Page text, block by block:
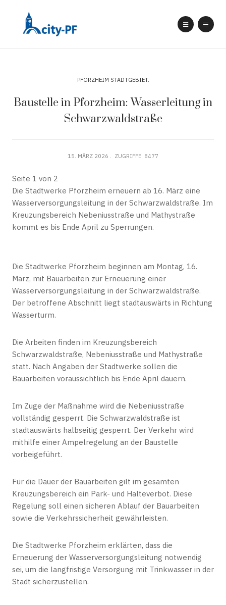
PFORZHEIM STADTGEBIET
Baustelle in Pforzheim: Wasserleitung in
Schwarzwaldstraße
15. MÄRZ 2026 ZUGRIFFE: 8477
Seite 1 von 2
Die Stadtwerke Pforzheim erneuern ab 16. März eine
Wasserversorgungsleitung in der Schwarzwaldstraße. Im
Kreuzungsbereich Nebeniusstraße und Mathystraße
kommt es bis Ende April zu Sperrungen.
Die Stadtwerke Pforzheim beginnen am Montag, 16.
März, mit Bauarbeiten zur Erneuerung einer
Wasserversorgungsleitung in der Schwarzwaldstraße.
Der betroffene Abschnitt liegt stadtauswärts in Richtung
Wasserturm.
Die Arbeiten finden im Kreuzungsbereich
Schwarzwaldstraße, Nebeniusstraße und Mathystraße
statt. Nach Angaben der Stadtwerke sollen die
Bauarbeiten voraussichtlich bis Ende April dauern.
Im Zuge der Maßnahme wird die Nebeniusstraße
vollständig gesperrt. Die Schwarzwaldstraße ist
stadtauswärts halbseitig gesperrt. Der Verkehr wird
mithilfe einer Ampelregelung an der Baustelle
vorbeigeführt.
Für die Dauer der Bauarbeiten gilt im gesamten
Kreuzungsbereich ein Park- und Halteverbot. Diese
Regelung soll einen sicheren Ablauf der Bauarbeiten
sowie die Verkehrssicherheit gewährleisten.
Die Stadtwerke Pforzheim erklärten, dass die
Erneuerung der Wasserversorgungsleitung notwendig
sei, um die langfristige Versorgung mit Trinkwasser in der
Stadt sicherzustellen.